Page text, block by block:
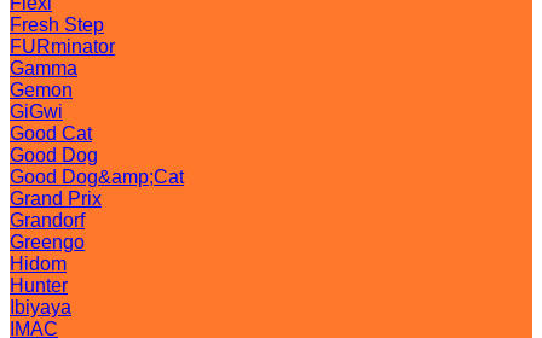
Fresh Step
FURminator
Gamma
Gemon
GiGwi
Good Cat
Good Dog
Good Dog&amp;Cat
Grand Prix
Grandorf
Greengo
Hidom
Hunter
Ibiyaya
IMAC